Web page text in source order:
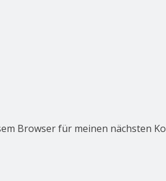
Browser für meinen nächsten